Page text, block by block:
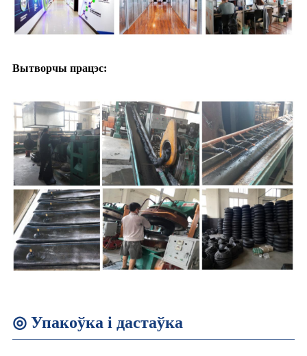
Вытворчы працэс:
◎ Упакоўка і дастаўка